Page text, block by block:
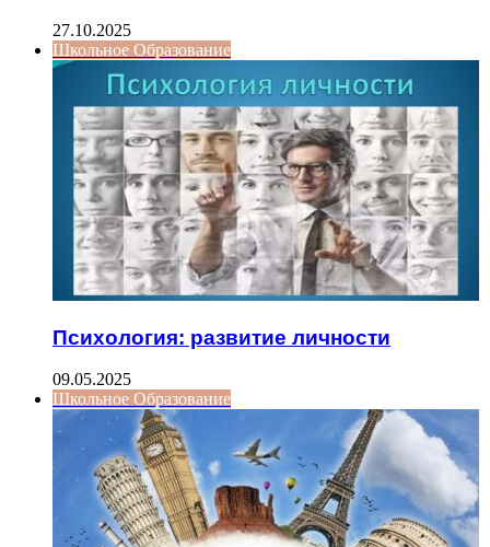
27.10.2025
Школьное Образование
Психология: развитие личности
09.05.2025
Школьное Образование